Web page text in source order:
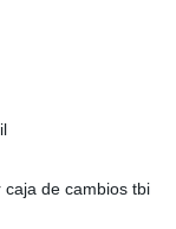
de cambios tbi